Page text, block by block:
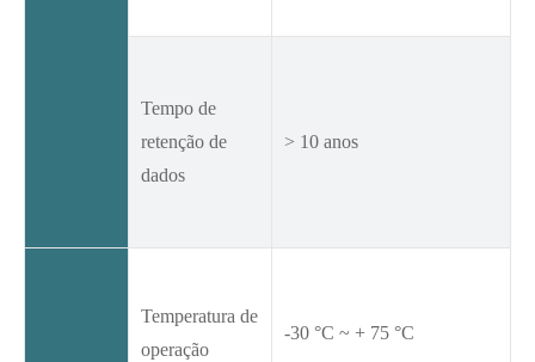
Tempo de
retenção de
dados
> 10 anos
Temperatura de
operação
-30 °C ~ + 75 °C